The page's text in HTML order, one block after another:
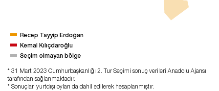
Recep Tayyip Erdoğan
Kemal Kılıçdaroğlu
Seçim olmayan bölge
* 31 Mart 2023 Cumhurbaşkanlığı 2. Tur Seçimi sonuç verileri Anadolu Ajansı
tarafından sağlanmaktadır.
* Sonuçlar, yurtdışı oyları da dahil edilerek hesaplanmıştır.